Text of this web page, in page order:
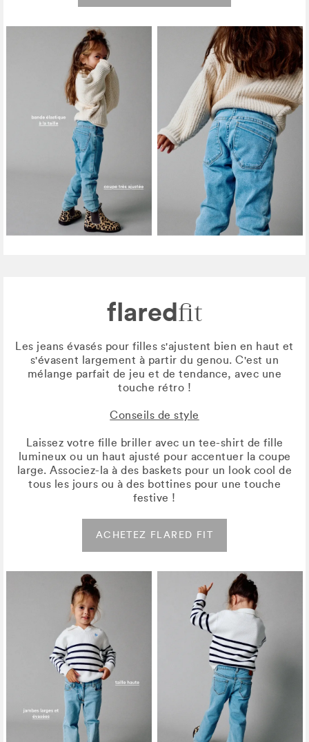
flaredfit
Les jeans évasés pour filles s'ajustent bien en haut et
s'évasent largement à partir du genou. C'est un
mélange parfait de jeu et de tendance, avec une
touche rétro !
Conseils de style
Laissez votre fille briller avec un tee-shirt de fille
lumineux ou un haut ajusté pour accentuer la coupe
large. Associez-la à des baskets pour un look cool de
tous les jours ou à des bottines pour une touche
festive !
ACHETEZ FLARED FIT